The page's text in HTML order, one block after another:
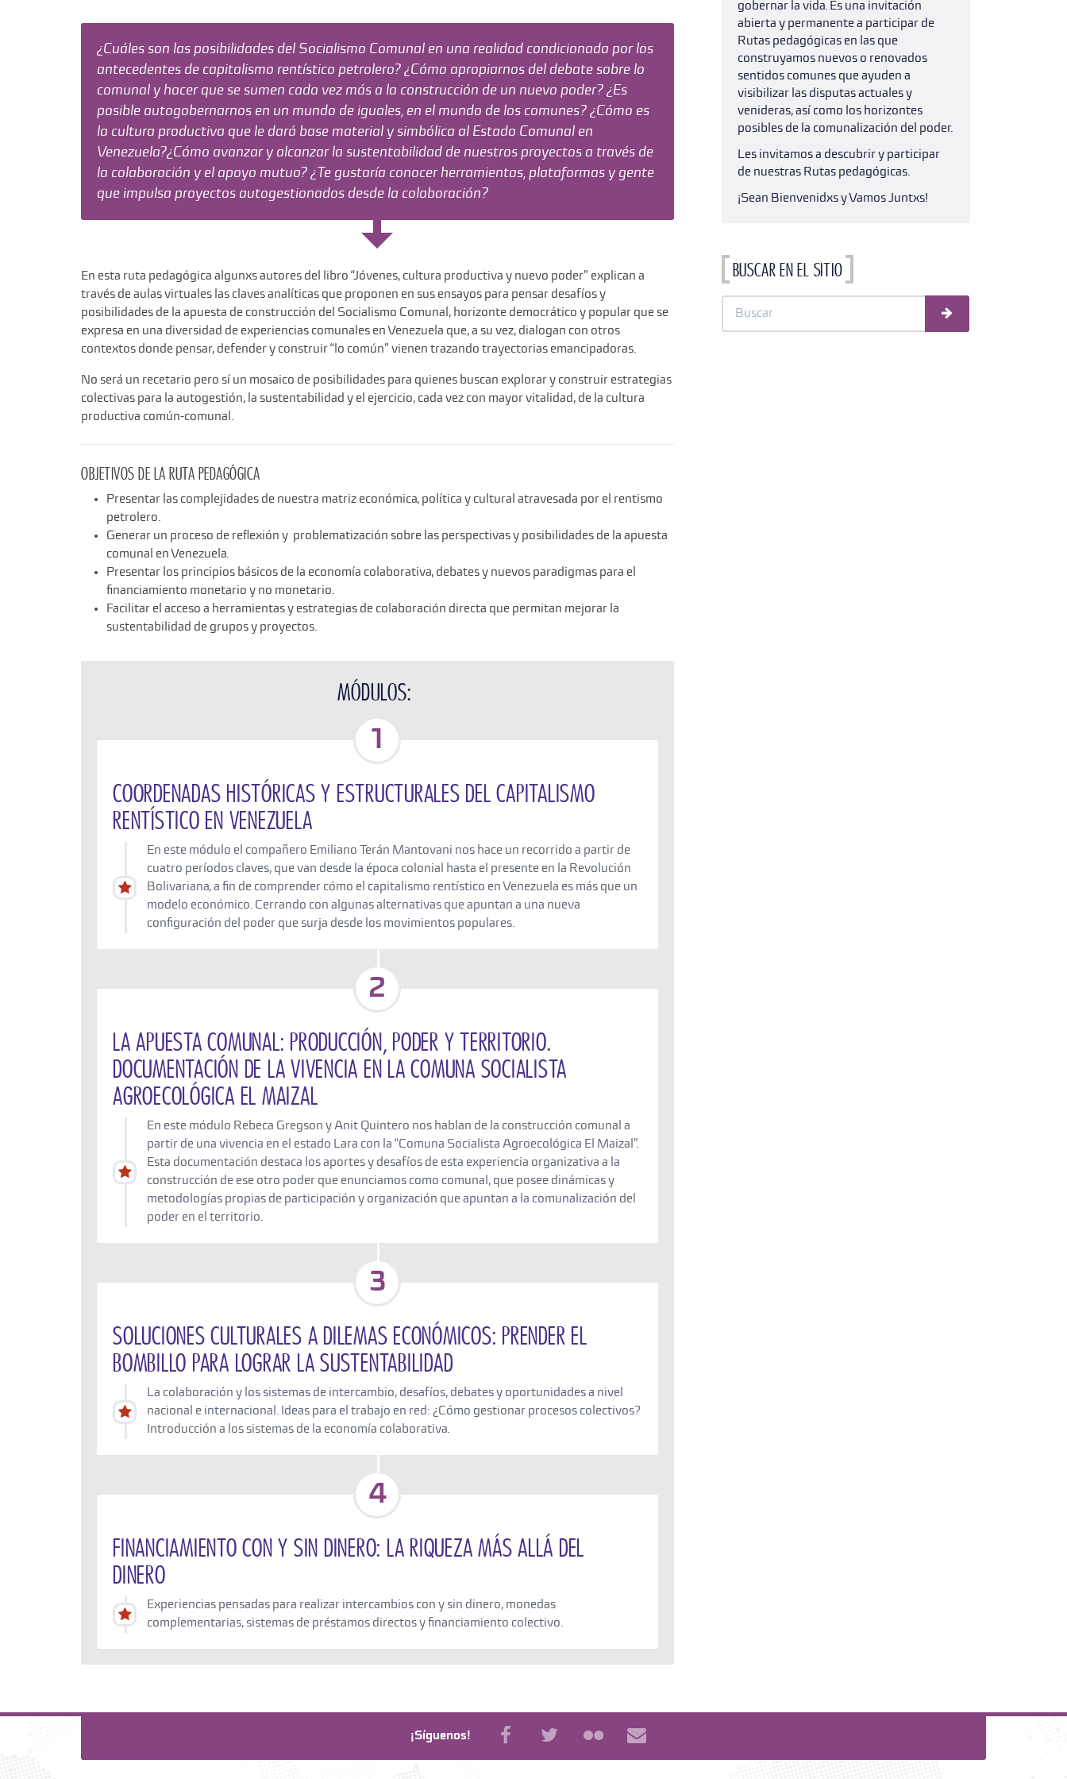
¿Cuáles son las posibilidades del Socialismo Comunal en una realidad condicionada por los
antecedentes de capitalismo rentístico petrolero? ¿Cómo apropiarnos del debate sobre lo
comunal y hacer que se sumen cada vez más a la construcción de un nuevo poder? ¿Es
posible autogobernarnos en un mundo de iguales, en el mundo de los comunes? ¿Cómo es
la cultura productiva que le dará base material y simbólica al Estado Comunal en
Venezuela?¿Cómo avanzar y alcanzar la sustentabilidad de nuestros proyectos a través de
la colaboración y el apoyo mutuo? ¿Te gustaría conocer herramientas, plataformas y gente
que impulsa proyectos autogestionados desde la colaboración?
En esta ruta pedagógica algunxs autores del libro “Jóvenes, cultura productiva y nuevo poder” explican a
través de aulas virtuales las claves analíticas que proponen en sus ensayos para pensar desafíos y
posibilidades de la apuesta de construcción del Socialismo Comunal, horizonte democrático y popular que se
expresa en una diversidad de experiencias comunales en Venezuela que, a su vez, dialogan con otros
contextos donde pensar, defender y construir “lo común” vienen trazando trayectorias emancipadoras.
No será un recetario pero sí un mosaico de posibilidades para quienes buscan explorar y construir estrategias
colectivas para la autogestión, la sustentabilidad y el ejercicio, cada vez con mayor vitalidad, de la cultura
productiva común-comunal.
Objetivos de la Ruta pedagógica
Presentar las complejidades de nuestra matriz económica, política y cultural atravesada por el rentismo
petrolero.
Generar un proceso de reflexión y problematización sobre las perspectivas y posibilidades de la apuesta
comunal en Venezuela.
Presentar los principios básicos de la economía colaborativa, debates y nuevos paradigmas para el
financiamiento monetario y no monetario.
Facilitar el acceso a herramientas y estrategias de colaboración directa que permitan mejorar la
sustentabilidad de grupos y proyectos.
Módulos:
Coordenadas históricas y estructurales del capitalismo
rentístico en Venezuela
1
En este módulo el compañero Emiliano Terán Mantovani nos hace un recorrido a partir de
cuatro períodos claves, que van desde la época colonial hasta el presente en la Revolución
Bolivariana, a fin de comprender cómo el capitalismo rentístico en Venezuela es más que un
modelo económico. Cerrando con algunas alternativas que apuntan a una nueva
configuración del poder que surja desde los movimientos populares.
La apuesta comunal: producción, poder y territorio.
Documentación de la vivencia en la Comuna Socialista
Agroecológica El Maizal
2
En este módulo Rebeca Gregson y Anit Quintero nos hablan de la construcción comunal a
partir de una vivencia en el estado Lara con la “Comuna Socialista Agroecológica El Maizal”.
Esta documentación destaca los aportes y desafíos de esta experiencia organizativa a la
construcción de ese otro poder que enunciamos como comunal, que posee dinámicas y
metodologías propias de participación y organización que apuntan a la comunalización del
poder en el territorio.
Soluciones culturales a dilemas económicos: Prender el
bombillo para lograr la sustentabilidad
3
La colaboración y los sistemas de intercambio, desafíos, debates y oportunidades a nivel
nacional e internacional. Ideas para el trabajo en red: ¿Cómo gestionar procesos colectivos?
Introducción a los sistemas de la economía colaborativa.
Financiamiento con y sin dinero: La riqueza más allá del
dinero
4
Experiencias pensadas para realizar intercambios con y sin dinero, monedas
complementarias, sistemas de préstamos directos y financiamiento colectivo.
gobernar la vida. Es una invitación
abierta y permanente a participar de
Rutas pedagógicas en las que
construyamos nuevos o renovados
sentidos comunes que ayuden a
visibilizar las disputas actuales y
venideras, así como los horizontes
posibles de la comunalización del poder.
Les invitamos a descubrir y participar
de nuestras Rutas pedagógicas.
¡Sean Bienvenidxs y Vamos Juntxs!
Buscar en el sitio
¡Síguenos!